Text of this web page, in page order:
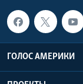
ГОЛОС АМЕРИКИ